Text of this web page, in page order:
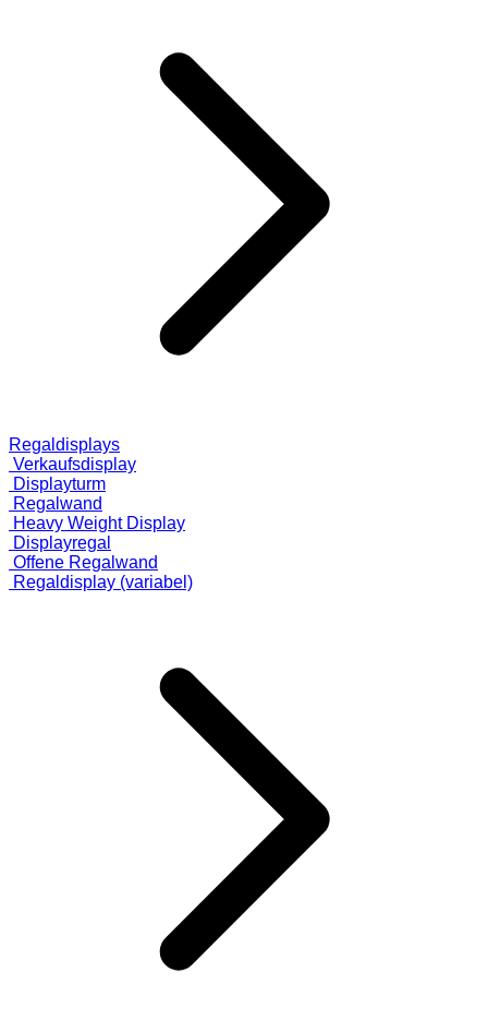
Regaldisplays
Verkaufsdisplay
Displayturm
Regalwand
Heavy Weight Display
Displayregal
Offene Regalwand
Regaldisplay (variabel)